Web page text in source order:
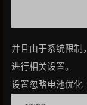
并且由于系统限制
进行相关设置。
设置忽略电池优化